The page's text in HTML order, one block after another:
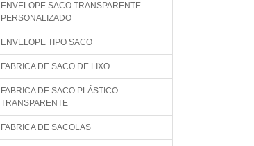
ENVELOPE SACO TRANSPARENTE
PERSONALIZADO
ENVELOPE TIPO SACO
FABRICA DE SACO DE LIXO
FABRICA DE SACO PLÁSTICO
TRANSPARENTE
FABRICA DE SACOLAS